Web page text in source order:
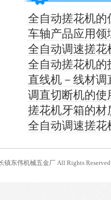
全自动搓花机的
车轴产品应用领
全自动调速搓
全自动搓花机
直线机－线材
调直切断机的使
搓花机牙箱的材
全自动调速搓花
镇东伟机械五金厂 All Rights